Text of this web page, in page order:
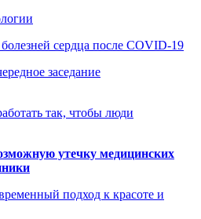
сердца после COVID-19
заседание
так, чтобы люди
утечку медицинских
подход к красоте и